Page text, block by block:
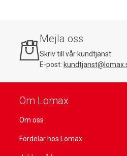
Mejla oss
Skriv till vår kundtjänst
E-post:
Om Lomax
Om oss
Fördelar hos Lomax